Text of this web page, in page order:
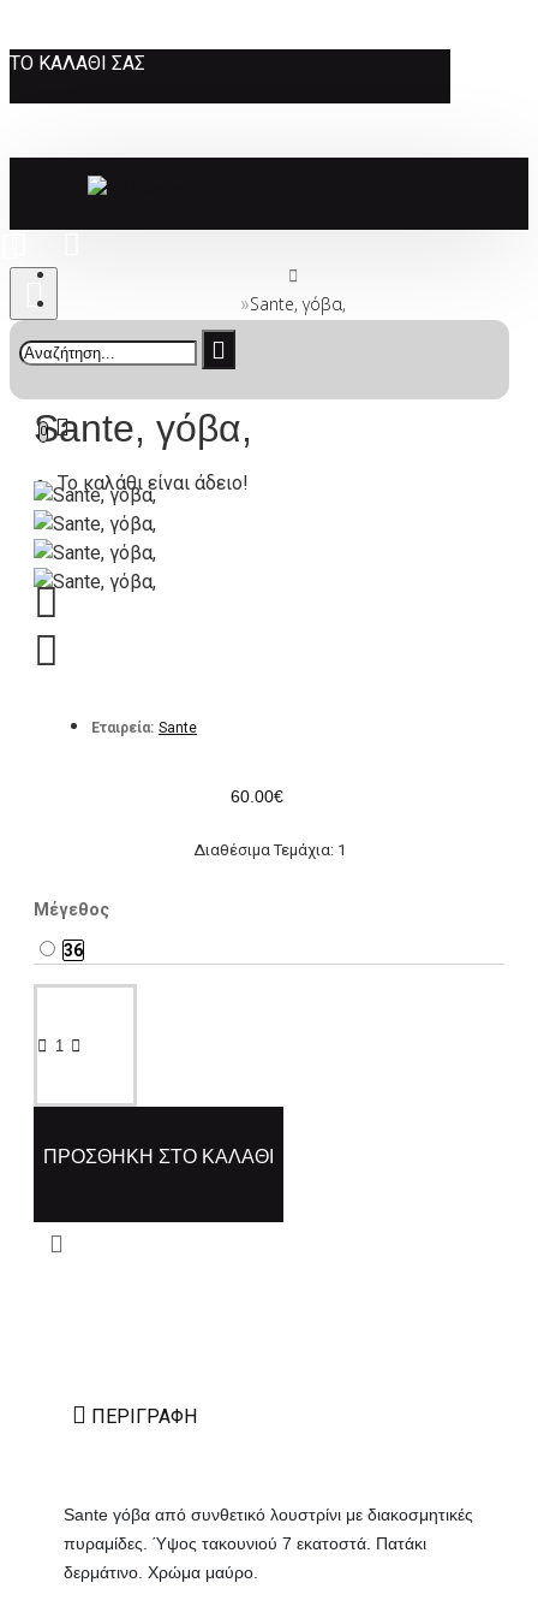
ΤΟ ΚΑΛΆΘΙ ΣΑΣ
0
Το καλάθι είναι άδειο!
Sante, γόβα,
Sante, γόβα,
Εταιρεία: Sante
60.00€
Διαθέσιμα Τεμάχια: 1
Μέγεθος
36
ΠΡΟΣΘΉΚΗ ΣΤΟ ΚΑΛΆΘΙ
ΠΕΡΙΓΡΑΦΉ
Sante γόβα από συνθετικό λουστρίνι με διακοσμητικές
πυραμίδες. Ύψος τακουνιού 7 εκατοστά. Πατάκι
δερμάτινο. Χρώμα μαύρο.